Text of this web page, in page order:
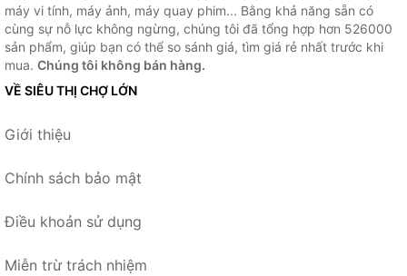
máy vi tính, máy ảnh, máy quay phim... Bằng khả năng sẵn có
cùng sự nỗ lực không ngừng, chúng tôi đã tổng hợp hơn 526000
sản phẩm, giúp bạn có thể so sánh giá, tìm giá rẻ nhất trước khi
mua. Chúng tôi không bán hàng.
VỀ SIÊU THỊ CHỢ LỚN
Giới thiệu
Chính sách bảo mật
Điều khoản sử dụng
Miễn trừ trách nhiệm